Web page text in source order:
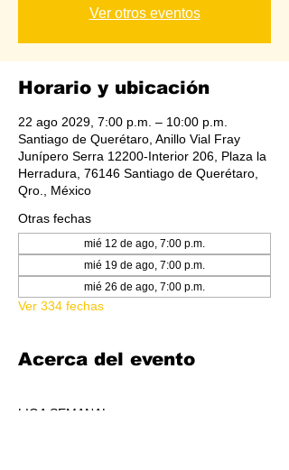
Ver otros eventos
Horario y ubicación
22 ago 2029, 7:00 p.m. – 10:00 p.m.
Santiago de Querétaro, Anillo Vial Fray
Junípero Serra 12200-Interior 206, Plaza la
Herradura, 76146 Santiago de Querétaro,
Qro., México
Otras fechas
mié 12 de ago, 7:00 p.m.
mié 19 de ago, 7:00 p.m.
mié 26 de ago, 7:00 p.m.
Ver 334 fechas
Acerca del evento
LIGA SEMANAL